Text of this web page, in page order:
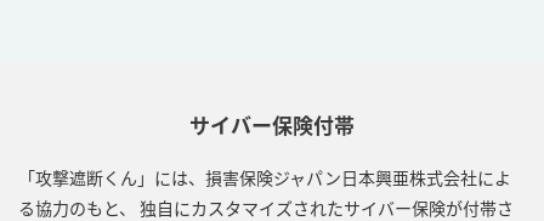
サイバー保険付帯
「攻撃遮断くん」には、損害保険ジャパン日本興亜株式会社によ
る協力のもと、 独自にカスタマイズされたサイバー保険が付帯さ